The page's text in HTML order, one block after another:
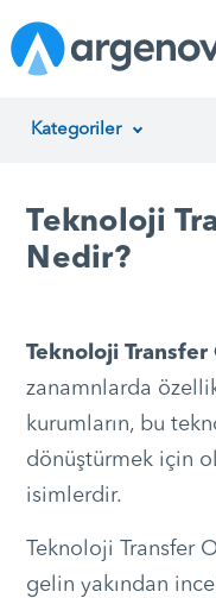
Kategoriler
Argenova
Girişimcilik
Müşteri Hizmetleri
Teknoloji
Nedir?
Teknoloji Transfer
zanamnlarda
kurumların, bu
dönüştürmek için
isimlerdir.
Teknoloji Transfer
gelin yakından